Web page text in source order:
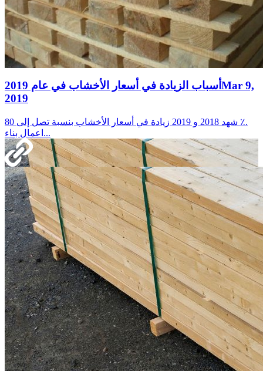
أسباب الزيادة في أسعار الأخشاب في عام 2019 Mar 9,
2019
شهد 2018 و 2019 زيادة في أسعار الأخشاب بنسبة تصل إلى 80 ٪.
اعمال بناء...